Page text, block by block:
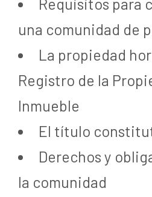
una comunidad de
La propiedad
Registro de la
Inmueble
El título
Derechos y
la comunidad